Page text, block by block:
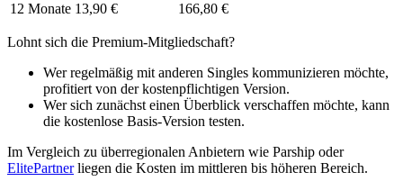
12 Monate 13,90 € 166,80 €
Lohnt sich die Premium-Mitgliedschaft?
Wer regelmäßig mit anderen Singles kommunizieren möchte,
profitiert von der kostenpflichtigen Version.
Wer sich zunächst einen Überblick verschaffen möchte, kann
die kostenlose Basis-Version testen.
Im Vergleich zu überregionalen Anbietern wie Parship oder
ElitePartnerliegen die Kosten im mittleren bis höheren Bereich.